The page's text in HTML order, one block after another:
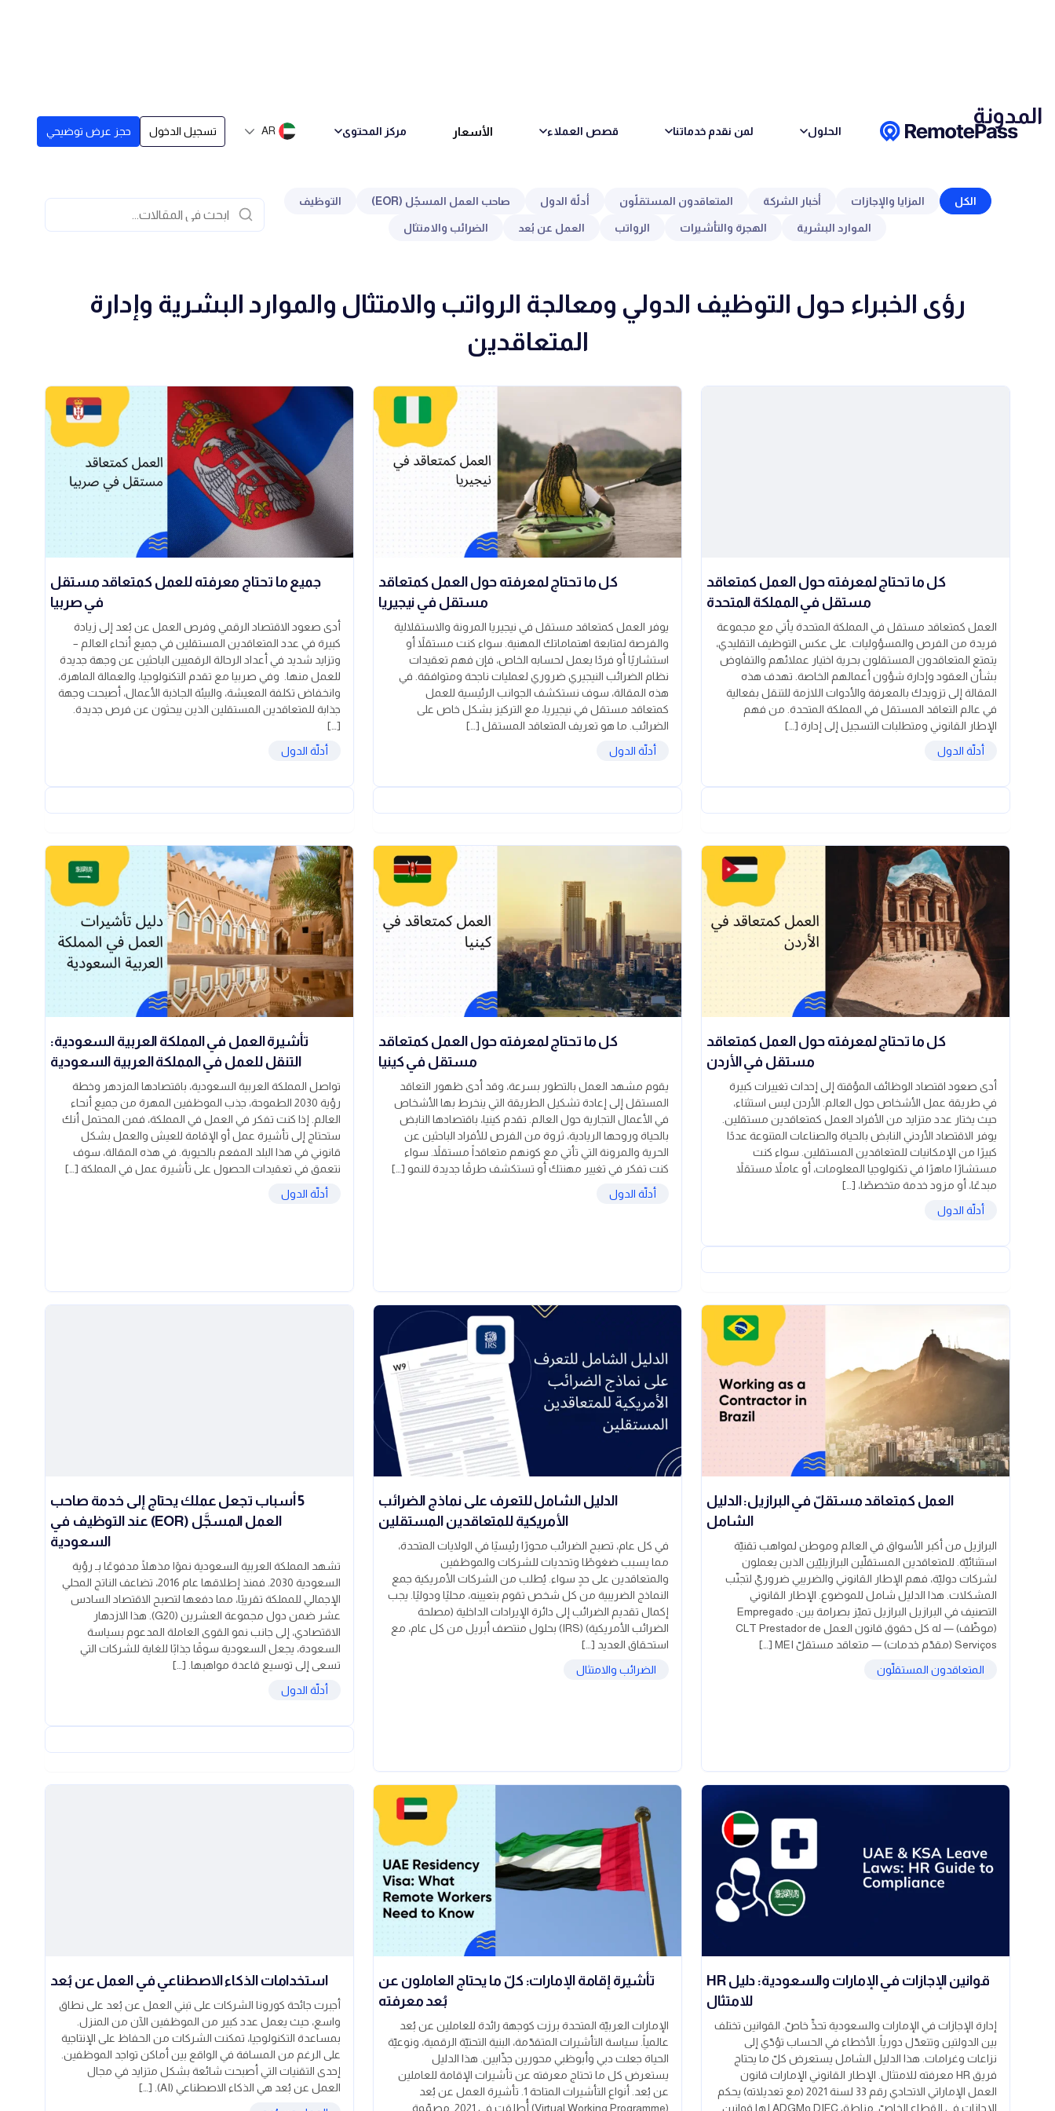
الحلول لمن نقدم خدماتنا قصص العملاء الأسعار مركز المحتوى AR حجز عرض توضيحي تسجيل الدخول
المدونة
الكل المزايا والإجازات أخبار الشركة المتعاقدون المستقلّون أدلّة الدول صاحب العمل المسجّل (EOR) التوظيف
الموارد البشرية الهجرة والتأشيرات الرواتب العمل عن بُعد الضرائب والامتثال
رؤى الخبراء حول التوظيف الدولي ومعالجة الرواتب والامتثال والموارد البشرية وإدارة
المتعاقدين
كل ما تحتاج لمعرفته حول العمل كمتعاقد
مستقل في المملكة المتحدة
العمل كمتعاقد مستقل في المملكة المتحدة يأتي مع مجموعة
فريدة من الفرص والمسؤوليات. على عكس التوظيف التقليدي،
يتمتع المتعاقدون المستقلون بحرية اختيار عملائهم والتفاوض
بشأن العقود وإدارة شؤون أعمالهم الخاصة. تهدف هذه
المقالة إلى تزويدك بالمعرفة والأدوات اللازمة للتنقل بفعالية
في عالم التعاقد المستقل في المملكة المتحدة. من فهم
الإطار القانوني ومتطلبات التسجيل إلى إدارة […]
أدلّة الدول
كل ما تحتاج لمعرفته حول العمل كمتعاقد
مستقل في نيجيريا
يوفر العمل كمتعاقد مستقل في نيجيريا المرونة والاستقلالية
والفرصة لمتابعة اهتماماتك المهنية. سواء كنت مستقلاً أو
استشاريًا أو فردًا يعمل لحسابه الخاص، فإن فهم تعقيدات
نظام الضرائب النيجيري ضروري لعمليات ناجحة ومتوافقة. في
هذه المقالة، سوف نستكشف الجوانب الرئيسية للعمل
كمتعاقد مستقل في نيجيريا، مع التركيز بشكل خاص على
الضرائب. ما هو تعريف المتعاقد المستقل […]
أدلّة الدول
جميع ما تحتاج معرفته للعمل كمتعاقد مستقل
في صربيا
أدى صعود الاقتصاد الرقمي وفرص العمل عن بُعد إلى زيادة
كبيرة في عدد المتعاقدين المستقلين في جميع أنحاء العالم –
وتزايد شديد في أعداد الرحالة الرقميين الباحثين عن وجهة جديدة
للعمل منها. وفي صربيا مع تقدم التكنولوجيا، والعمالة الماهرة،
وانخفاض تكلفة المعيشة، والبيئة الجاذبة الأعمال، أصبحت وجهة
جذابة للمتعاقدين المستقلين الذين يبحثون عن فرص جديدة.
[…]
أدلّة الدول
كل ما تحتاج لمعرفته حول العمل كمتعاقد
مستقل في الأردن
أدى صعود اقتصاد الوظائف المؤقتة إلى إحداث تغييرات كبيرة
في طريقة عمل الأشخاص حول العالم. الأردن ليس استثناء،
حيث يختار عدد متزايد من الأفراد العمل كمتعاقدين مستقلين.
يوفر الاقتصاد الأردني النابض بالحياة والصناعات المتنوعة عددًا
كبيرًا من الإمكانيات للمتعاقدين المستقلين. سواء كنت
مستشارًا ماهرًا في تكنولوجيا المعلومات، أو عاملاً مستقلاً
مبدعًا، أو مزود خدمة متخصصًا، […]
أدلّة الدول
كل ما تحتاج لمعرفته حول العمل كمتعاقد
مستقل في كينيا
يقوم مشهد العمل بالتطور بسرعة، وقد أدى ظهور التعاقد
المستقل إلى إعادة تشكيل الطريقة التي ينخرط بها الأشخاص
في الأعمال التجارية حول العالم. تقدم كينيا، باقتصادها النابض
بالحياة وروحها الريادية، ثروة من الفرص للأفراد الباحثين عن
الحرية والمرونة التي تأتي مع كونهم متعاقداً مستقلاً. سواء
كنت تفكر في تغيير مهنتك أو تستكشف طرقًا جديدة للنمو […]
أدلّة الدول
تأشيرة العمل في المملكة العربية السعودية:
التنقل للعمل في المملكة العربية السعودية
تواصل المملكة العربية السعودية، باقتصادها المزدهر وخطة
رؤية 2030 الطموحة، جذب الموظفين المهرة من جميع أنحاء
العالم. إذا كنت تفكر في العمل في المملكة، فمن المحتمل أنك
ستحتاج إلى تأشيرة عمل أو الإقامة للعيش والعمل بشكل
قانوني في هذا البلد المفعم بالحيوية. في هذه المقالة، سوف
نتعمق في تعقيدات الحصول على تأشيرة عمل في المملكة […]
أدلّة الدول
العمل كمتعاقد مستقلّ في البرازيل: الدليل
الشامل
البرازيل من أكبر الأسواق في العالم وموطن لمواهب تقنيّة
استثنائيّة. للمتعاقدين المستقلّين البرازيليّين الذين يعملون
لشركات دوليّة، فهم الإطار القانوني والضريبي ضروريّ لتجنّب
المشكلات. هذا الدليل شامل للموضوع. الإطار القانوني
التصنيف في البرازيل البرازيل تميّز بصرامة بين: Empregado
(موظّف) — له كل حقوق قانون العمل CLT Prestador de
Serviços (مقدّم خدمات) — متعاقد مستقلّ MEI […]
المتعاقدون المستقلّون
الدليل الشامل للتعرف على نماذج الضرائب
الأمريكية للمتعاقدين المستقلين
في كل عام، تصبح الضرائب محورًا رئيسيًا في الولايات المتحدة،
مما يسبب ضغوطًا وتحديات للشركات والموظفين
والمتعاقدين على حدٍ سواء. يُطلب من الشركات الأمريكية جمع
النماذج الضريبية من كل شخص تقوم بتعيينه، محليًا ودوليًا. يجب
إكمال تقديم الضرائب إلى دائرة الإيرادات الداخلية (مصلحة
الضرائب الأمريكية) (IRS) بحلول منتصف أبريل من كل عام، مع
استحقاق العديد […]
الضرائب والامتثال
5 أسباب تجعل عملك يحتاج إلى خدمة صاحب
العمل المسجَّل (EOR) عند التوظيف في
السعودية
تشهد المملكة العربية السعودية نموًا مذهلًا مدفوعًا بـ رؤية
السعودية 2030. فمنذ إطلاقها عام 2016، تضاعف الناتج المحلي
الإجمالي للمملكة تقريبًا، مما دفعها لتصبح الاقتصاد السادس
عشر ضمن دول مجموعة العشرين (G20). هذا الازدهار
الاقتصادي، إلى جانب نمو القوى العاملة المدعوم بسياسة
السعودة، يجعل السعودية سوقًا جذابًا للغاية للشركات التي
تسعى إلى توسيع قاعدة مواهبها. […]
أدلّة الدول
قوانين الإجازات في الإمارات والسعودية: دليل HR
للامتثال
إدارة الإجازات في الإمارات والسعودية تحدٍّ خاصّ. القوانين تختلف
بين الدولتين وتتعدّل دورياً. الأخطاء في الحساب تؤدّي إلى
نزاعات وغرامات. هذا الدليل الشامل يستعرض كلّ ما يحتاج
فريق HR معرفته للامتثال. الإطار القانوني الإمارات قانون
العمل الإماراتي الاتحادي رقم 33 لسنة 2021 (مع تعديلاته) يحكم
الإجازات في القطاع الخاصّ. مناطق DIFC وADGM لها قوانين
تأشيرة إقامة الإمارات: كلّ ما يحتاج العاملون عن
بُعد معرفته
الإمارات العربيّة المتحدة برزت كوجهة رائدة للعاملين عن بُعد
عالمياً. سياسة التأشيرات المتقدّمة، البنية التحتيّة الرقمية، ونوعيّة
الحياة جعلت دبي وأبوظبي محورين جذّابين. هذا الدليل
يستعرض كل ما تحتاج معرفته عن تأشيرات الإقامة للعاملين
عن بُعد. أنواع التأشيرات المتاحة 1. تأشيرة العمل عن بُعد
(Virtual Working Programme) أُطلقت في 2021. مصمّمة
استخدامات الذكاء الاصطناعي في العمل عن بُعد
أجبرت جائحة كورونا الشركات على تبني العمل عن بُعد على نطاق
واسع، حيث يعمل عدد كبير من الموظفين الآن من المنزل.
بمساعدة التكنولوجيا، تمكنت الشركات من الحفاظ على الإنتاجية
على الرغم من المسافة في الواقع بين أماكن تواجد الموظفين.
إحدى التقنيات التي أصبحت شائعة بشكل متزايد في مجال
العمل عن بُعد هي الذكاء الاصطناعي (AI). […]